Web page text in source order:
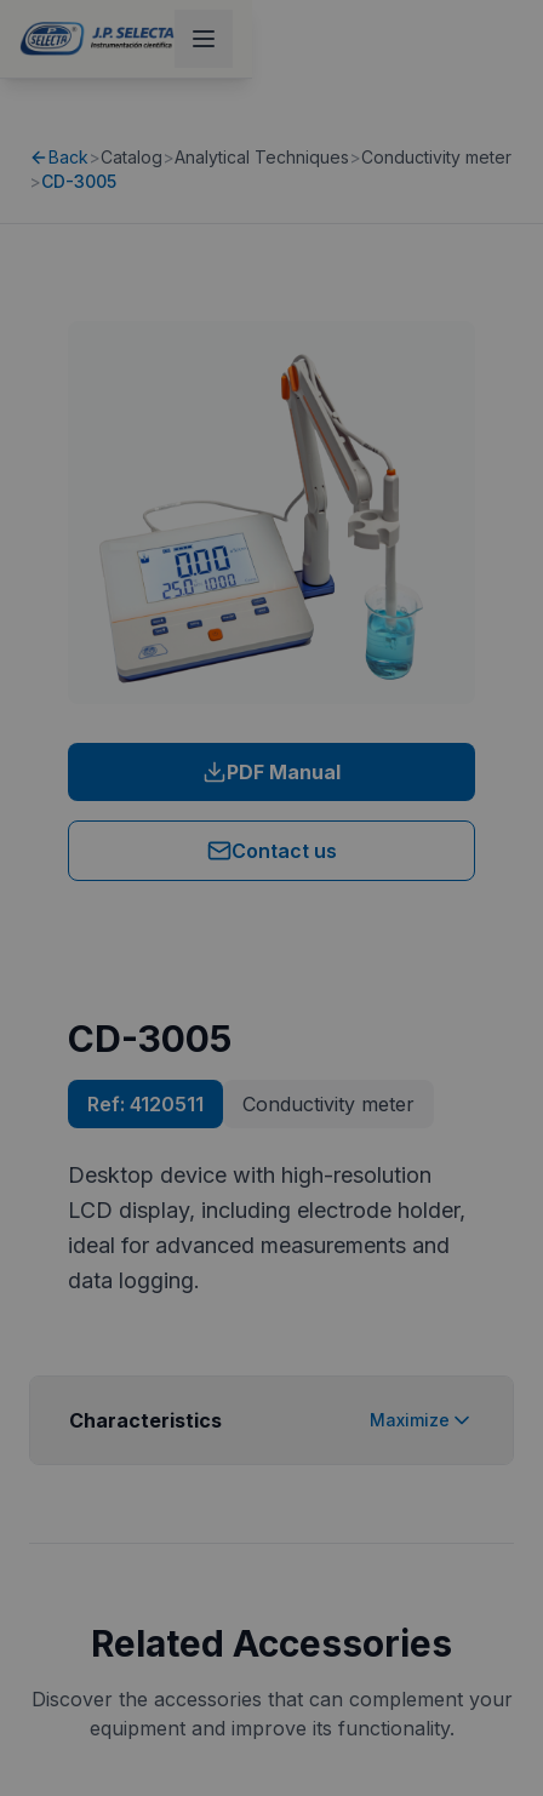
Back>Catalog>Analytical Techniques>Conductivity meter
>CD-3005
PDF Manual
Contact us
CD-3005
Ref: 4120511 Conductivity meter
Desktop device with high-resolution
LCD display, including electrode holder,
ideal for advanced measurements and
data logging.
Characteristics Maximize
Related Accessories
Discover the accessories that can complement your
equipment and improve its functionality.